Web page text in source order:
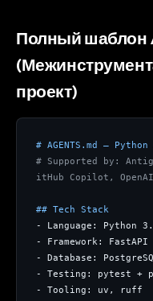
Полный шаблон
проект)
# AGENTS.md —
# Supported by:
itHub Copilot, OpenAI
## Tech Stack
- Language: Python
- Framework: FastAPI
- Database:
- Testing: pytest +
- Tooling: uv, ruff